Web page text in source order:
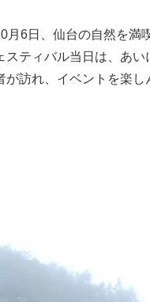
6日、仙台の自然を満
ティバル当日は、あ
訪れ、イベントを楽し